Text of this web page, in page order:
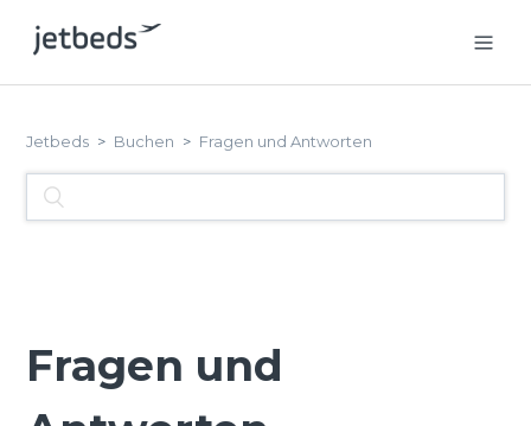
Jetbeds Buchen Fragen und Antworten
Fragen und